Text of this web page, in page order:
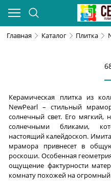
Главная Каталог Плитка
Керамическая плитка из
NewPearl – стильный
солнечный свет. Его мягкий,
солнечными бликами,
настоящий калейдоскоп.
мрамора привнесет в
роскоши. Особенная
ощущение фактурности
комнату похожей на огромный